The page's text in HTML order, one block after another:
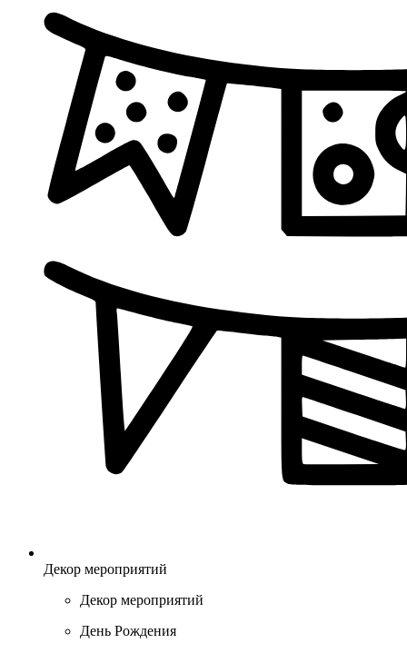
Декор мероприятий
Декор мероприятий
День Рождения